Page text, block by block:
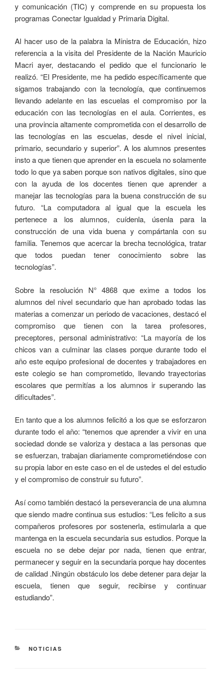
y comunicación (TIC) y comprende en su propuesta los
programas Conectar Igualdad y Primaria Digital.
Al hacer uso de la palabra la Ministra de Educación, hizo
referencia a la visita del Presidente de la Nación Mauricio
Macri ayer, destacando el pedido que el funcionario le
realizó. “El Presidente, me ha pedido específicamente que
sigamos trabajando con la tecnología, que continuemos
llevando adelante en las escuelas el compromiso por la
educación con las tecnologías en el aula. Corrientes, es
una provincia altamente comprometida con el desarrollo de
las tecnologías en las escuelas, desde el nivel inicial,
primario, secundario y superior”. A los alumnos presentes
insto a que tienen que aprender en la escuela no solamente
todo lo que ya saben porque son nativos digitales, sino que
con la ayuda de los docentes tienen que aprender a
manejar las tecnologías para la buena construcción de su
futuro. “La computadora al igual que la escuela les
pertenece a los alumnos, cuídenla, úsenla para la
construcción de una vida buena y compártanla con su
familia. Tenemos que acercar la brecha tecnológica, tratar
que todos puedan tener conocimiento sobre las
tecnologías”.
Sobre la resolución N° 4868 que exime a todos los
alumnos del nivel secundario que han aprobado todas las
materias a comenzar un periodo de vacaciones, destacó el
compromiso que tienen con la tarea profesores,
preceptores, personal administrativo: “La mayoría de los
chicos van a culminar las clases porque durante todo el
año este equipo profesional de docentes y trabajadores en
este colegio se han comprometido, llevando trayectorias
escolares que permitías a los alumnos ir superando las
dificultades”.
En tanto que a los alumnos felicitó a los que se esforzaron
durante todo el año: “tenemos que aprender a vivir en una
sociedad donde se valoriza y destaca a las personas que
se esfuerzan, trabajan diariamente comprometiéndose con
su propia labor en este caso en el de ustedes el del estudio
y el compromiso de construir su futuro”.
Así como también destacó la perseverancia de una alumna
que siendo madre continua sus estudios: “Les felicito a sus
compañeros profesores por sostenerla, estimularla a que
mantenga en la escuela secundaria sus estudios. Porque la
escuela no se debe dejar por nada, tienen que entrar,
permanecer y seguir en la secundaria porque hay docentes
de calidad .Ningún obstáculo los debe detener para dejar la
escuela, tienen que seguir, recibirse y continuar
estudiando”.
NOTICIAS